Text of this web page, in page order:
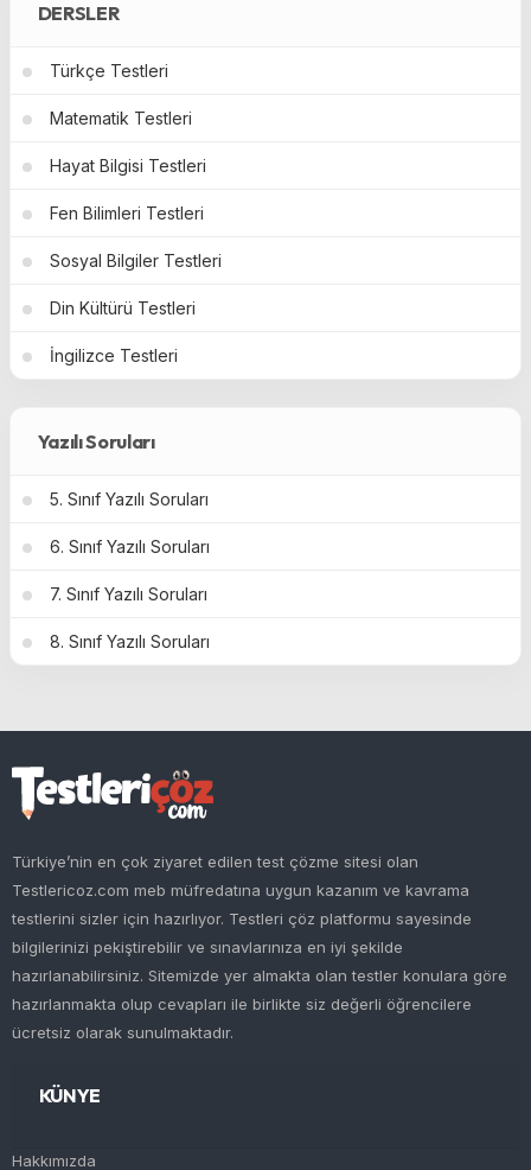
DERSLER
Türkçe Testleri
Matematik Testleri
Hayat Bilgisi Testleri
Fen Bilimleri Testleri
Sosyal Bilgiler Testleri
Din Kültürü Testleri
İngilizce Testleri
Yazılı Soruları
5. Sınıf Yazılı Soruları
6. Sınıf Yazılı Soruları
7. Sınıf Yazılı Soruları
8. Sınıf Yazılı Soruları
Türkiye’nin en çok ziyaret edilen test çözme sitesi olan
Testlericoz.com meb müfredatına uygun kazanım ve kavrama
testlerini sizler için hazırlıyor. Testleri çöz platformu sayesinde
bilgilerinizi pekiştirebilir ve sınavlarınıza en iyi şekilde
hazırlanabilirsiniz. Sitemizde yer almakta olan testler konulara göre
hazırlanmakta olup cevapları ile birlikte siz değerli öğrencilere
ücretsiz olarak sunulmaktadır.
KÜNYE
Hakkımızda